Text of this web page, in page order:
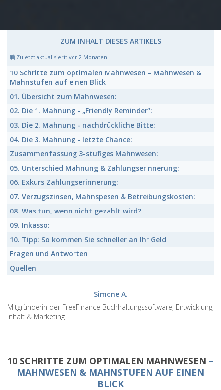
ZUM INHALT DIESES ARTIKELS
Zuletzt aktualisiert: vor 2 Monaten
10 Schritte zum optimalen Mahnwesen – Mahnwesen &
Mahnstufen auf einen Blick
01. Übersicht zum Mahnwesen:
02. Die 1. Mahnung - „Friendly Reminder“:
03. Die 2. Mahnung - nachdrückliche Bitte:
04. Die 3. Mahnung - letzte Chance:
Zusammenfassung 3-stufiges Mahnwesen:
05. Unterschied Mahnung & Zahlungserinnerung:
06. Exkurs Zahlungserinnerung:
07. Verzugszinsen, Mahnspesen & Betreibungskosten:
08. Was tun, wenn nicht gezahlt wird?
09. Inkasso:
10. Tipp: So kommen Sie schneller an Ihr Geld
Fragen und Antworten
Quellen
Simone A.
Mitgründerin der FreeFinance Buchhaltungssoftware, Entwicklung,
Inhalt & Marketing
10 SCHRITTE ZUM OPTIMALEN MAHNWESEN –
MAHNWESEN & MAHNSTUFEN AUF EINEN
BLICK